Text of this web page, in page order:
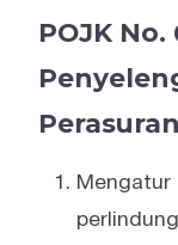
POJK No.
Mengatur